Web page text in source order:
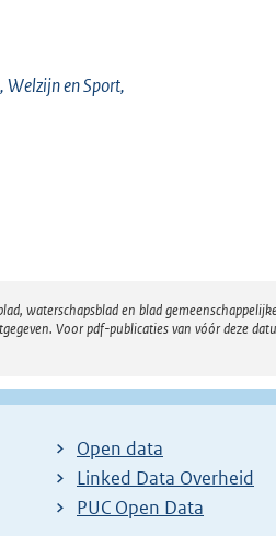
Welzijn en Sport,
waterschapsblad en blad
Voor pdf-publicaties van vóór deze
Open data
Linked Data Overheid
PUC Open Data